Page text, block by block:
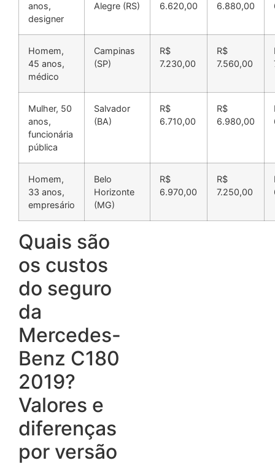
anos,
designer
Alegre (RS)
6.620,00
6.880,00
Homem,
45 anos,
médico
Campinas
(SP)
R$
7.230,00
R$
7.560,00
Mulher, 50
anos,
funcionária
pública
Salvador
(BA)
R$
6.710,00
R$
6.980,00
Homem,
33 anos,
empresário
Belo
Horizonte
(MG)
R$
6.970,00
R$
7.250,00
Quais são
os custos
do seguro
da
Mercedes-
Benz C180
2019?
Valores e
diferenças
por versão